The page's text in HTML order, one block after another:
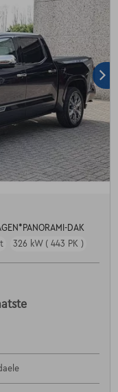
DAK
326 kW ( 443 PK )